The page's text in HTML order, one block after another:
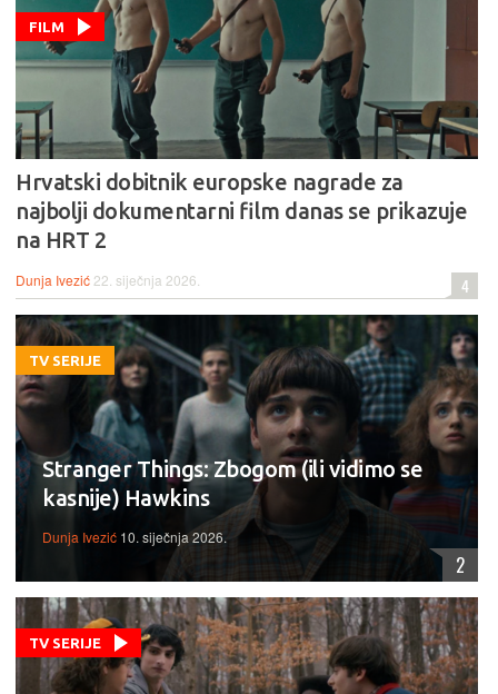
FILM
Hrvatski dobitnik europske nagrade za
najbolji dokumentarni film danas se prikazuje
na HRT 2
Dunja Ivezić 22. siječnja 2026. 4
TV SERIJE
Stranger Things: Zbogom (ili vidimo se
kasnije) Hawkins
Dunja Ivezić 10. siječnja 2026.
2
TV SERIJE